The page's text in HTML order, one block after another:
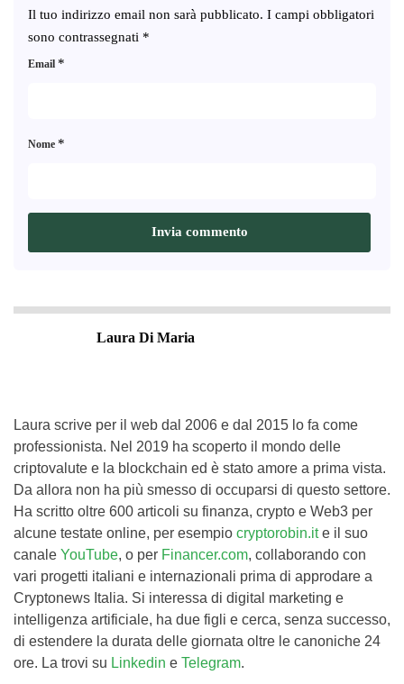
Il tuo indirizzo email non sarà pubblicato. I campi obbligatori
sono contrassegnati *
Nome *
Email *
Laura Di Maria
Laura scrive per il web dal 2006 e dal 2015 lo fa come
professionista. Nel 2019 ha scoperto il mondo delle
criptovalute e la blockchain ed è stato amore a prima vista.
Da allora non ha più smesso di occuparsi di questo settore.
Ha scritto oltre 600 articoli su finanza, crypto e Web3 per
alcune testate online, per esempio cryptorobin.it e il suo
canale YouTube, o per Financer.com, collaborando con
vari progetti italiani e internazionali prima di approdare a
Cryptonews Italia. Si interessa di digital marketing e
intelligenza artificiale, ha due figli e cerca, senza successo,
di estendere la durata delle giornata oltre le canoniche 24
ore. La trovi su Linkedin e Telegram.